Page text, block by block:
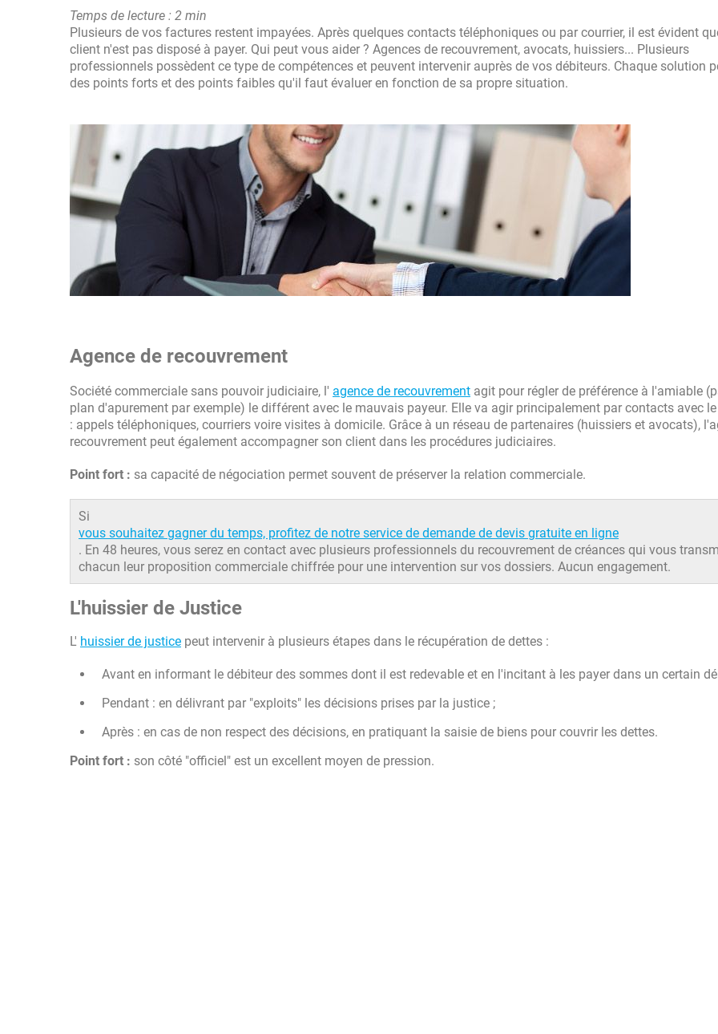
Temps de lecture : 2 min
Plusieurs de vos factures restent impayées. Après quelques contacts téléphoniques ou par courrier, il est évident
client n'est pas disposé à payer. Qui peut vous aider ? Agences de recouvrement, avocats, huissiers... Plusieurs
professionnels possèdent ce type de compétences et peuvent intervenir auprès de vos débiteurs. Chaque solution
des points forts et des points faibles qu'il faut évaluer en fonction de sa propre situation.
Agence de recouvrement
Société commerciale sans pouvoir judiciaire, l' agence de recouvrement agit pour régler de préférence à l'amiable
plan d'apurement par exemple) le différent avec le mauvais payeur. Elle va agir principalement par contacts avec
: appels téléphoniques, courriers voire visites à domicile. Grâce à un réseau de partenaires (huissiers et avocats),
recouvrement peut également accompagner son client dans les procédures judiciaires.
Point fort : sa capacité de négociation permet souvent de préserver la relation commerciale.
Si
vous souhaitez gagner du temps, profitez de notre service de demande de devis gratuite en ligne
. En 48 heures, vous serez en contact avec plusieurs professionnels du recouvrement de créances qui vous
chacun leur proposition commerciale chiffrée pour une intervention sur vos dossiers. Aucun engagement.
L'huissier de Justice
L' huissier de justice peut intervenir à plusieurs étapes dans le récupération de dettes :
Avant en informant le débiteur des sommes dont il est redevable et en l'incitant à les payer dans un certain
Pendant : en délivrant par "exploits" les décisions prises par la justice ;
Après : en cas de non respect des décisions, en pratiquant la saisie de biens pour couvrir les dettes.
Point fort : son côté "officiel" est un excellent moyen de pression.